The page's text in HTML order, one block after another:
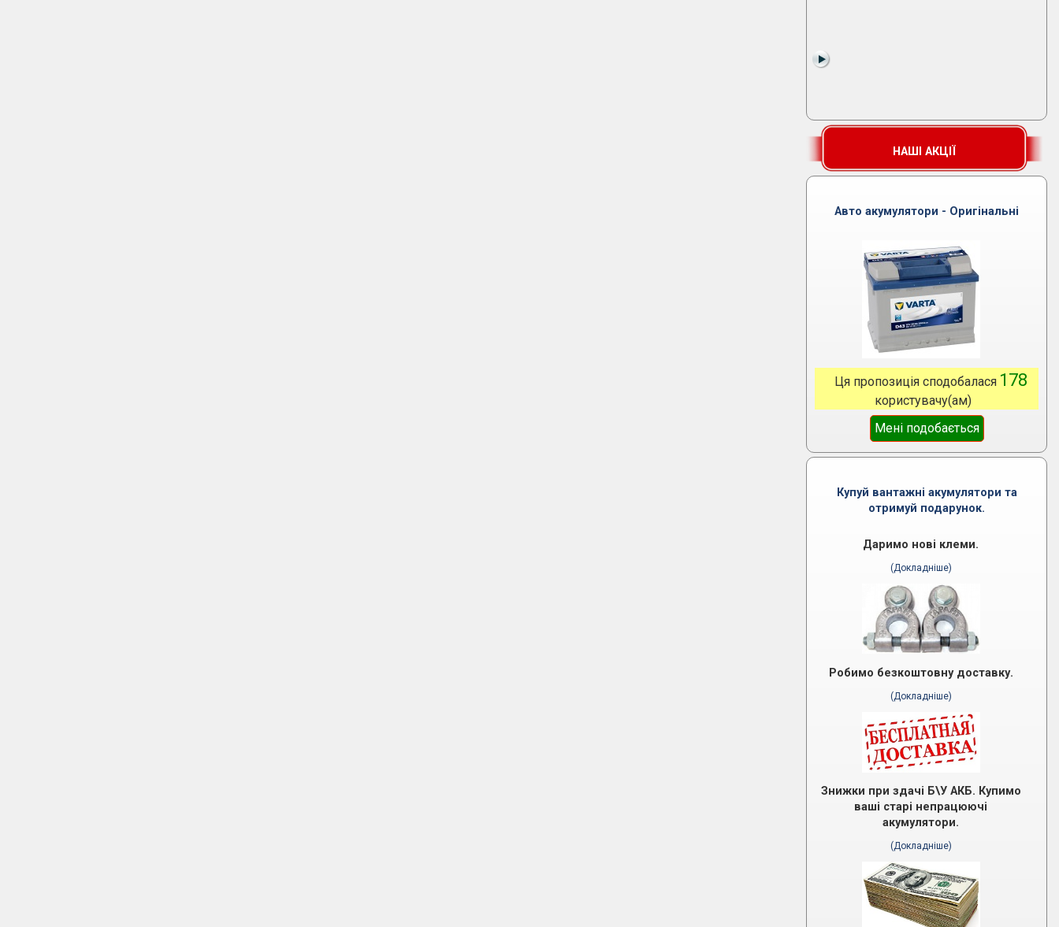
НАШІ АКЦІЇ
Авто акумулятори - Оригінальні
Ця пропозиція сподобалася 178
користувачу(ам)
Мені подобається
Купуй вантажні акумулятори та
отримуй подарунок.
Даримо нові клеми.
(Докладніше)
Робимо безкоштовну доставку.
(Докладніше)
Знижки при здачі Б\У АКБ. Купимо
ваші старі непрацюючі
акумулятори.
(Докладніше)